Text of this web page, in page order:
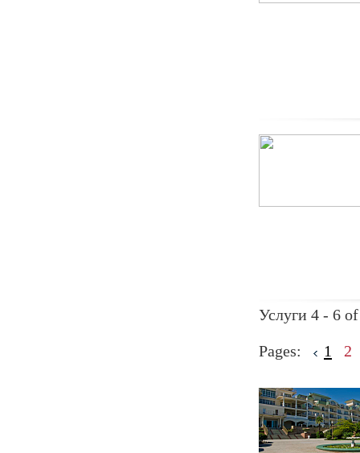
Услуги 4 - 6
Pages: 1 2